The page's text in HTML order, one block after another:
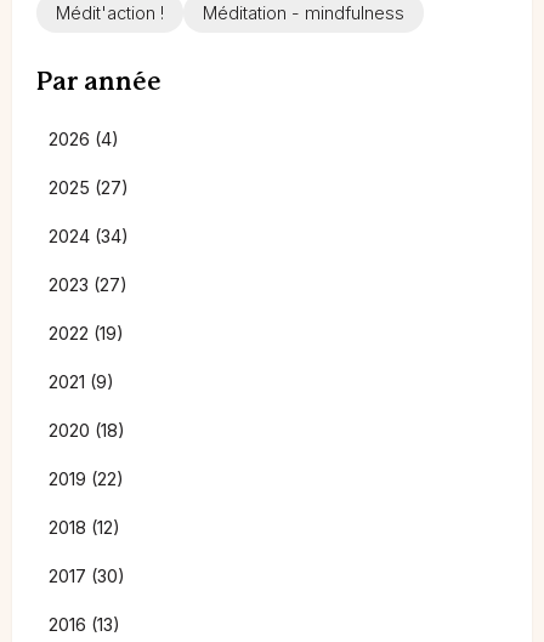
Médit'action !
Méditation - mindfulness
Par année
2026 (4)
2025 (27)
2024 (34)
2023 (27)
2022 (19)
2021 (9)
2020 (18)
2019 (22)
2018 (12)
2017 (30)
2016 (13)